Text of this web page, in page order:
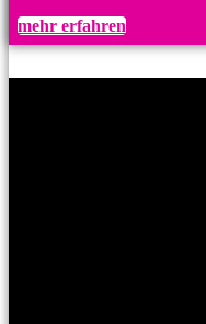
mehr erfahren